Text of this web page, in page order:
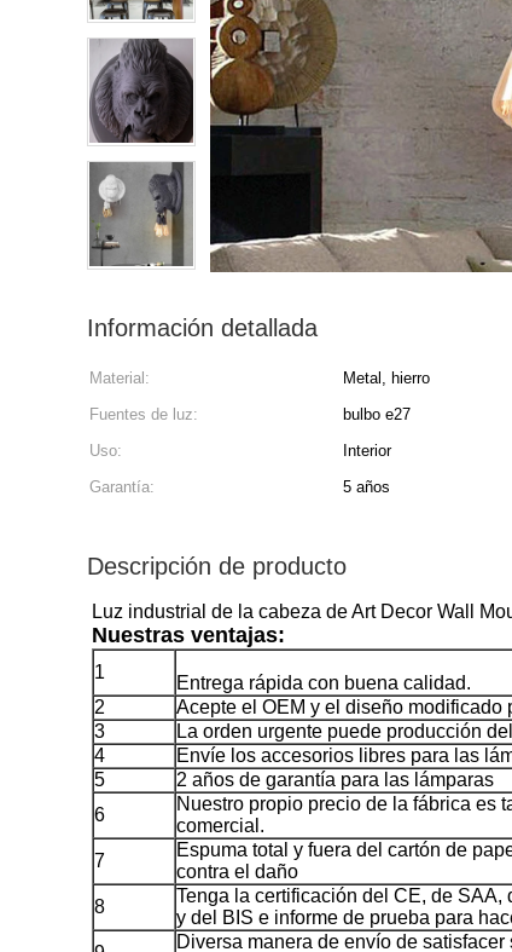
Información detallada
Material: Metal, hierro
Fuentes de luz:
bulbo e27
Uso:
Interior
Garantía:
5 años
Descripción de producto
Luz industrial de la cabeza de Art Decor Wall
Nuestras ventajas:
1
Entrega rápida con buena calidad.
2
Acepte el OEM y el diseño modificado
3
La orden urgente puede producción
4
Envíe los accesorios libres para las
5
2 años de garantía para las lámparas
6
Nuestro propio precio de la fábrica es
comercial.
7
Espuma total y fuera del cartón de
contra el daño
8
Tenga la certificación del CE, de SAA,
y del BIS e informe de prueba para
Diversa manera de envío de